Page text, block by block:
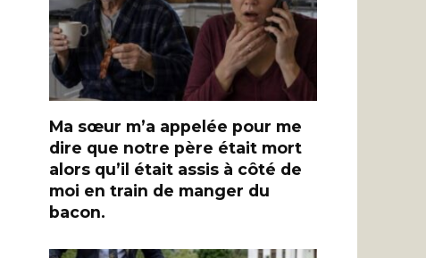
Ma sœur m’a appelée pour me
dire que notre père était mort
alors qu’il était assis à côté de
moi en train de manger du
bacon.